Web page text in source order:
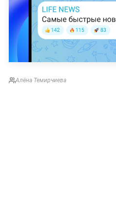
Алёна Темирчиева